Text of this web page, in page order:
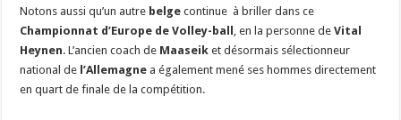
Notons aussi qu’un autre belge continue à briller dans ce
Championnat d’Europe de Volley-ball , en la personne deVital
Heynen. L’ancien coach de Maaseik et désormais sélectionneur
national de l’Allemagne a également mené ses hommes directement
en quart de finale de la compétition.